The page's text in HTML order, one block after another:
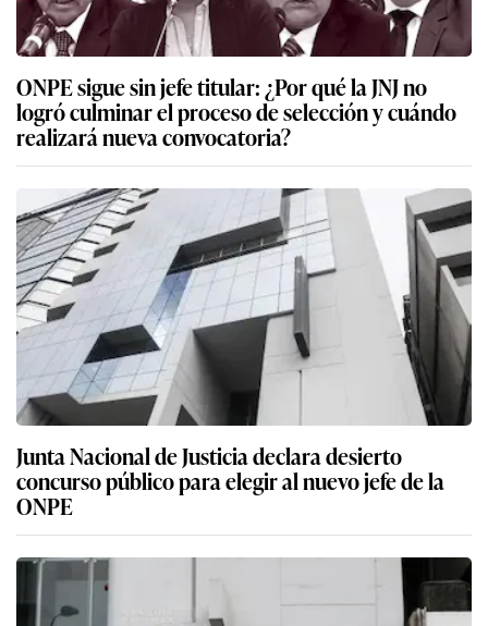
ONPE sigue sin jefe titular: ¿Por qué la JNJ no
logró culminar el proceso de selección y cuándo
realizará nueva convocatoria?
Junta Nacional de Justicia declara desierto
concurso público para elegir al nuevo jefe de la
ONPE